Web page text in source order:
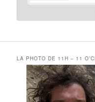
LA PHOTO DE 11H – 11